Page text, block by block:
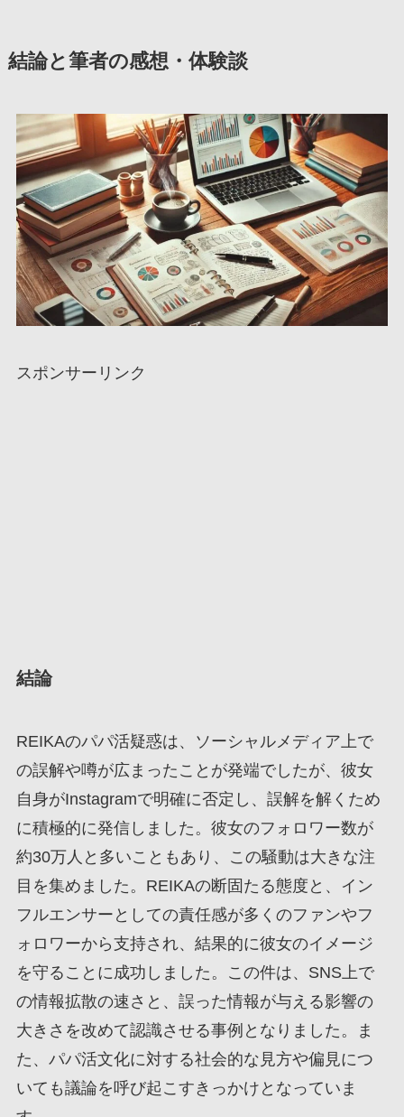
結論と筆者の感想・体験談
スポンサーリンク
結論
REIKAのパパ活疑惑は、ソーシャルメディア上で
の誤解や噂が広まったことが発端でしたが、彼女
自身がInstagramで明確に否定し、誤解を解くため
に積極的に発信しました。彼女のフォロワー数が
約30万人と多いこともあり、この騒動は大きな注
目を集めました。REIKAの断固たる態度と、イン
フルエンサーとしての責任感が多くのファンやフ
ォロワーから支持され、結果的に彼女のイメージ
を守ることに成功しました。この件は、SNS上で
の情報拡散の速さと、誤った情報が与える影響の
大きさを改めて認識させる事例となりました。ま
た、パパ活文化に対する社会的な見方や偏見につ
いても議論を呼び起こすきっかけとなっていま